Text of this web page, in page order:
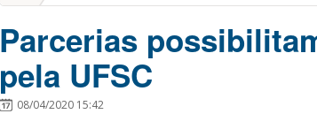
Parcerias
pela UFSC
08/04/2020 15:42